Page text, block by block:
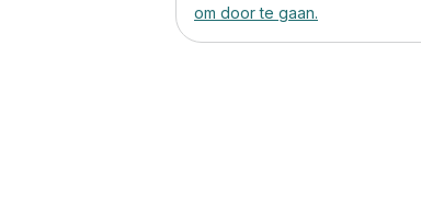
om door te gaan.